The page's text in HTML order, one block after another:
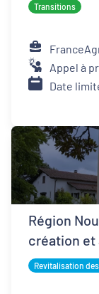
Transitions
Appel à
Date
Région
création et
lieux
Revitalisation